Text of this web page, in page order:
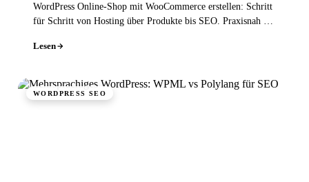
WordPress Online-Shop mit WooCommerce erstellen: Schritt
für Schritt von Hosting über Produkte bis SEO. Praxisnah für
Lesen
WORDPRESS SEO